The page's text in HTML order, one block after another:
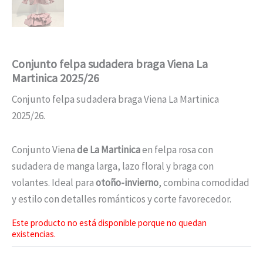
Conjunto felpa sudadera braga Viena La
Martinica 2025/26
Conjunto felpa sudadera braga Viena La Martinica
2025/26.
Conjunto Vienade La Martinicaen felpa rosa con
sudadera de manga larga, lazo floral y braga con
volantes. Ideal paraotoño-invierno, combina comodidad
y estilo con detalles románticos y corte favorecedor.
Este producto no está disponible porque no quedan
existencias.